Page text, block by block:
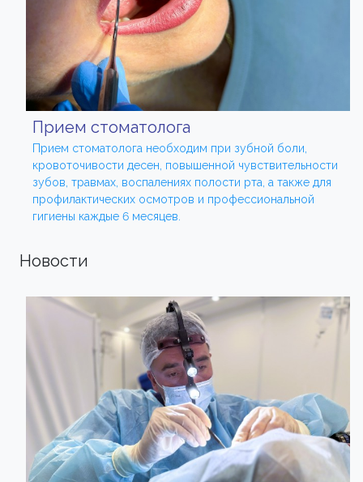
Прием стоматолога
Прием стоматолога необходим при зубной боли,
кровоточивости десен, повышенной чувствительности
зубов, травмах, воспалениях полости рта, а также для
профилактических осмотров и профессиональной
гигиены каждые 6 месяцев.
Новости